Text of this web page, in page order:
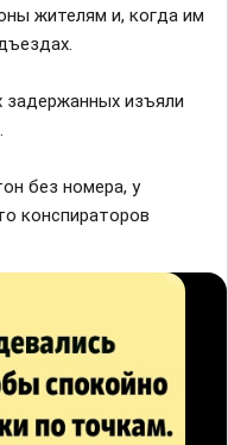
жителям и, когда им
задержанных изъяли
без номера, у
конспираторов